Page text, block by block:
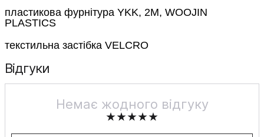
пластикова фурнітура YKK, 2M, WOOJIN
PLASTICS
текстильна застібка VELCRO
Відгуки
Немає жодного відгуку